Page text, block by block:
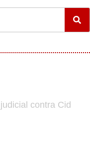
contra Cid